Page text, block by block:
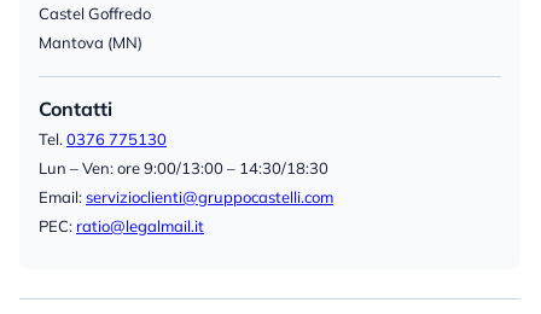
Castel Goffredo
Mantova (MN)
Contatti
Tel. 0376 775130
Lun – Ven: ore 9:00/13:00 – 14:30/18:30
Email:servizioclienti@gruppocastelli.com
PEC: ratio@legalmail.it